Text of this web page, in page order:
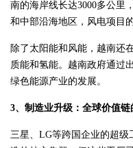
南的海岸线长达3000多公里
和中部沿海地区，风电项目
除了太阳能和风能，越南还
质能和氢能。越南政府通过
绿色能源产业的发展。
3、制造业升级：全球价值链
三星、LG等跨国企业的超级